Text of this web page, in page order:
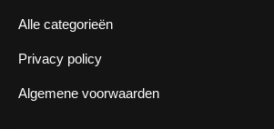
Alle categorieën
Privacy policy
Algemene voorwaarden